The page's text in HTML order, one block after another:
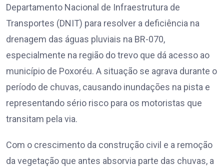
Departamento Nacional de Infraestrutura de
Transportes (DNIT) para resolver a deficiência na
drenagem das águas pluviais na BR-070,
especialmente na região do trevo que dá acesso ao
município de Poxoréu. A situação se agrava durante o
período de chuvas, causando inundações na pista e
representando sério risco para os motoristas que
transitam pela via.
Com o crescimento da construção civil e a remoção
da vegetação que antes absorvia parte das chuvas, a